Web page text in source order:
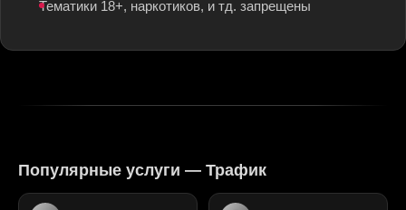
Тематики 18+, наркотиков, и тд. запрещены
Популярные услуги — Трафик